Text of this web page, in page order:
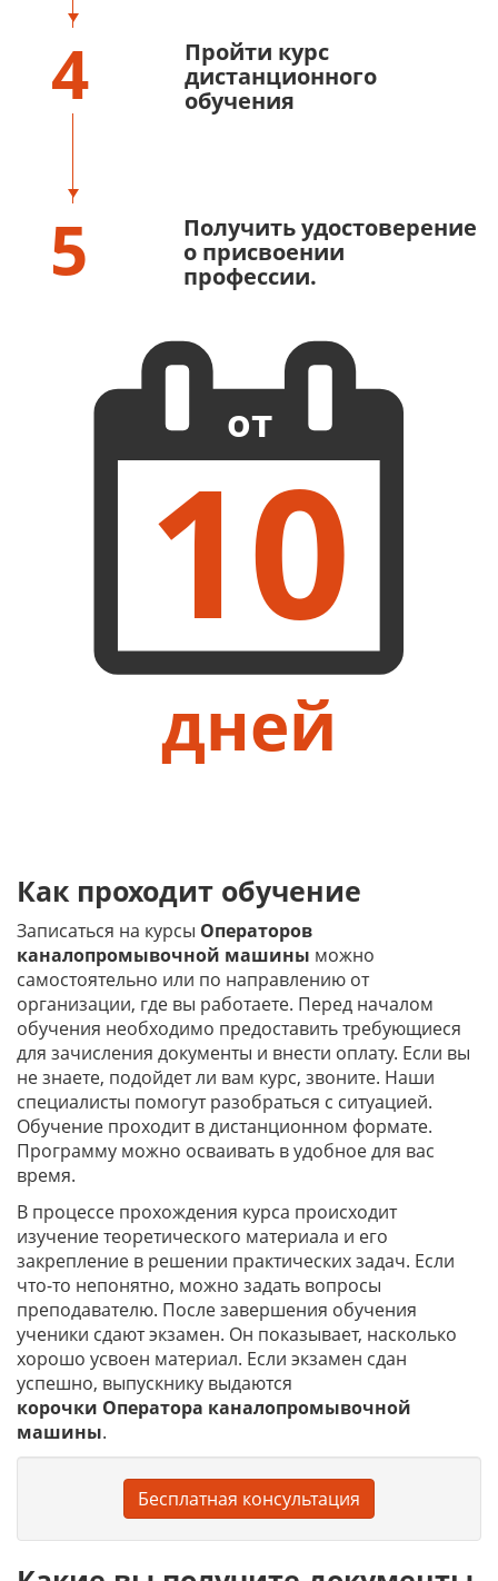
4
Пройти курс
дистанционного
обучения
5
Получить удостоверение
о присвоении
профессии.
от
10
дней
Как проходит обучение
Записаться на курсы Операторов
каналопромывочной машины можно
самостоятельно или по направлению от
организации, где вы работаете. Перед началом
обучения необходимо предоставить требующиеся
для зачисления документы и внести оплату. Если вы
не знаете, подойдет ли вам курс, звоните. Наши
специалисты помогут разобраться с ситуацией.
Обучение проходит в дистанционном формате.
Программу можно осваивать в удобное для вас
время.
В процессе прохождения курса происходит
изучение теоретического материала и его
закрепление в решении практических задач. Если
что-то непонятно, можно задать вопросы
преподавателю. После завершения обучения
ученики сдают экзамен. Он показывает, насколько
хорошо усвоен материал. Если экзамен сдан
успешно, выпускнику выдаются
корочки Оператора каналопромывочной
машины.
Бесплатная консультация